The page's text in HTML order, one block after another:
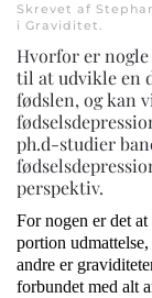
Skrevet af
i Graviditet.
Hvorfor er
til at udvikle en
fødslen, og kan
ph.d-studier
perspektiv.
For nogen er det
portion
and­re er
forbundet med alt